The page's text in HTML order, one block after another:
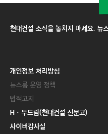
현대건설 소식을 놓치지 마세요. 뉴
개인정보 처리방침
뉴스룸 운영 정책
법적고지
Hㆍ두드림(현대건설 신문고)
사이버감사실